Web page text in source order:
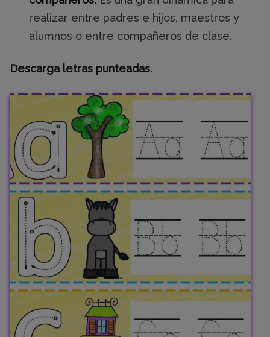
realizar entre padres e hijos, maestros y
alumnos o entre compañeros de clase.
Descarga letras punteadas.